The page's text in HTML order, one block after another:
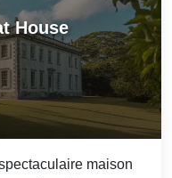
House
maison